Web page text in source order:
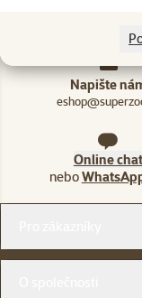
Napište
Online chat
nebo